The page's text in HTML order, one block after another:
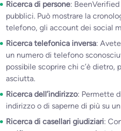
Ricerca di persone:
pubblici. Può mostrare la
telefono, gli account dei social
Ricerca telefonica inversa:
un numero di telefono
possibile scoprire chi c’è dietro,
asciutta.
Ricerca dell’indirizzo: Permette
indirizzo o di saperne di più su
Ricerca di casellari giudiziari: